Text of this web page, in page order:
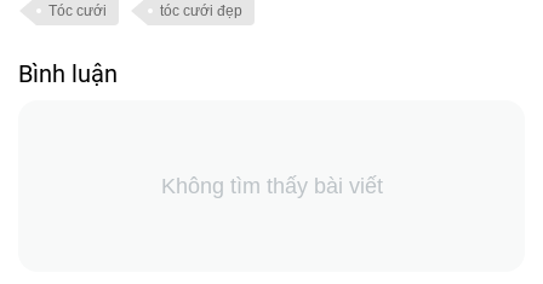
Tóc cưới tóc cưới đẹp
Bình luận
Không tìm thấy bài viết